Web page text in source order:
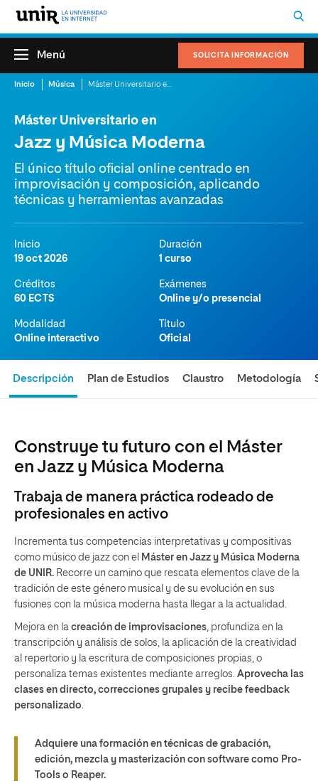
SOLICITA INFORMACIÓN
Menú
Inicio Música
Máster Universitario en
Jazz y Música Moderna
El único título oficial online centrado en
improvisación y composición, aplicando
técnicas y herramientas avanzadas
Inicio
19 oct 2026
Duración
1 curso
Créditos
60 ECTS
Exámenes
Online y/o presencial
Modalidad
Online interactivo
Título
Oficial
Descripción Plan de Estudios Claustro Metodología
Construye tu futuro con el Máster
en Jazz y Música Moderna
Trabaja de manera práctica rodeado de
profesionales en activo
Incrementa tus competencias interpretativas y compositivas
como músico de jazz con el Máster en Jazz y Música Moderna
de UNIR. Recorre un camino que rescata elementos clave de la
tradición de este género musical y de su evolución en sus
fusiones con la música moderna hasta llegar a la actualidad.
Mejora en la creación de improvisaciones, profundiza en la
transcripción y análisis de solos, la aplicación de la creatividad
al repertorio y la escritura de composiciones propias, o
personaliza temas existentes mediante arreglos. Aprovecha las
clases en directo, correcciones grupales y recibe feedback
personalizado.
Adquiere una formación en técnicas de grabación,
edición, mezcla y masterización con software como Pro-
Tools o Reaper.